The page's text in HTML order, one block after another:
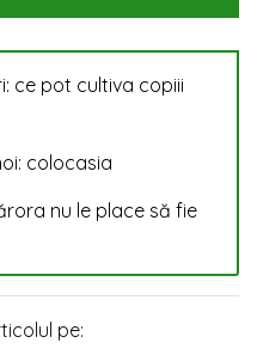
ce pot cultiva copiii
colocasia
nu le place să fie
pe: